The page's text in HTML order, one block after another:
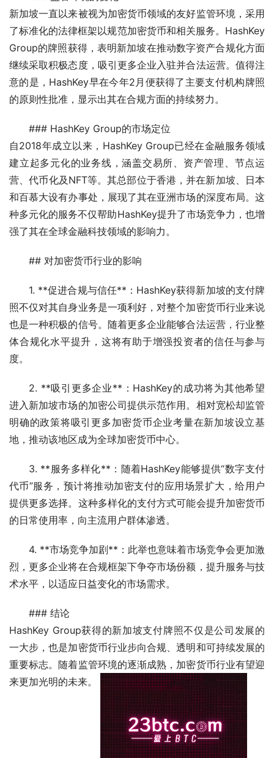
新加坡一直以来被视为加密货币领域的友好监管环境，采用
了标准化的法律框架以规范加密货币和相关服务。HashKey
Group的牌照获得，表明新加坡在推动数字资产合规化方面
继续采取积极态度，吸引更多企业入驻并合法运营。值得注
意的是，HashKey早在今年2月便获得了主要支付机构牌照
的原则性批准，显示出其在合规方面的持续努力。
### HashKey Group的市场定位
自2018年成立以来，HashKey Group已经在金融服务领域
建立起多元化的业务线，涵盖交易所、资产管理、节点运
营、代币化及NFT等。其总部位于香港，并在新加坡、日本
和百慕大设有办事处，展现了其在亚洲市场的深度布局。这
种多元化的服务不仅帮助HashKey提升了市场竞争力，也增
强了其在全球金融科技领域的影响力。
## 对加密货币行业的影响
1. **促进合规与信任**：HashKey获得新加坡的支付牌
照不仅对其自身业务是一项利好，对整个加密货币行业来说
也是一种积极的信号。随着更多企业能够合法运营，行业整
体合规化水平提升，这将有助于增强投资者的信任与参与
度。
2. **吸引更多企业**：HashKey的成功将为其他希望
进入新加坡市场的加密公司提供示范作用。相对宽松却监管
明确的政策将吸引更多加密货币企业考量在新加坡设立基
地，推动该地区成为全球加密货币中心。
3. **服务多样化**：随着HashKey能够提供“数字支付
代币”服务，预计将推动加密支付的应用场景扩大，给用户
提供更多选择。这种多样化的支付方式可能会提升加密货币
的日常使用率，向主流用户群体渗透。
4. **市场竞争加剧**：此举也意味着市场竞争会更加激
烈，更多企业将在合规框架下争夺市场份额，提升服务与技
术水平，以适应日益变化的市场需求。
### 结论
HashKey Group获得的新加坡支付牌照不仅是公司发展的
一大步，也是加密货币行业步向合规、透明和可持续发展的
重要标志。随着监管环境的逐渐成熟，加密货币行业有望迎
来更加光明的未来。